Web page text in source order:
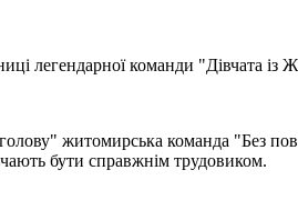
легендарної команди "Дівчата
житомирська команда "Без
бути справжнім трудовиком.